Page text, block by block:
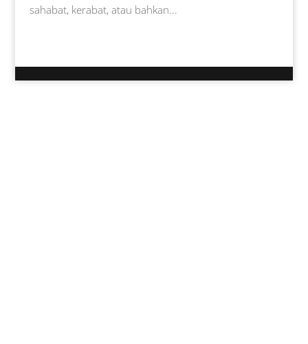
sahabat, kerabat, atau bahkan...